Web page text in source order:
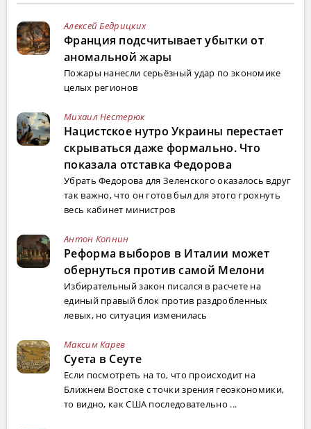
Алексей Бедрицких
Франция подсчитывает убытки от
аномальной жары
Пожары нанесли серьёзный удар по экономике
целых регионов
Михаил Нестерюк
Нацистское нутро Украины перестает
скрываться даже формально. Что
показала отставка Федорова
Убрать Федорова для Зеленского оказалось вдруг
так важно, что он готов был для этого грохнуть
весь кабинет министров
Антон Копнин
Реформа выборов в Италии может
обернуться против самой Мелони
Избирательный закон писался в расчете на
единый правый блок против раздробленных
левых, но ситуация изменилась
Максим Карев
Суета в Сеуте
Если посмотреть на то, что происходит на
Ближнем Востоке с точки зрения геоэкономики,
то видно, как США последовательно ...